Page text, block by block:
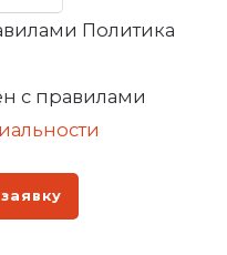
Политика
с правилами